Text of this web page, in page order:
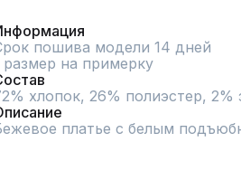
пошива модели 14 дней
размер на примерку
хлопок, 26% полиэстер, 2%
платье с белым